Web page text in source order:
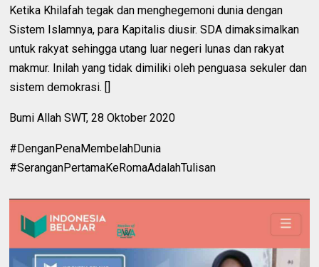
Ketika Khilafah tegak dan menghegemoni dunia dengan
Sistem Islamnya, para Kapitalis diusir. SDA dimaksimalkan
untuk rakyat sehingga utang luar negeri lunas dan rakyat
makmur. Inilah yang tidak dimiliki oleh penguasa sekuler dan
sistem demokrasi. []
Bumi Allah SWT, 28 Oktober 2020
#DenganPenaMembelahDunia
#SeranganPertamaKeRomaAdalahTulisan